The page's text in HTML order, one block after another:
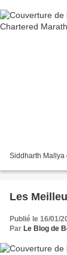
Siddharth Mallya
Les
Publié le 16/01/
Par Le Blog de